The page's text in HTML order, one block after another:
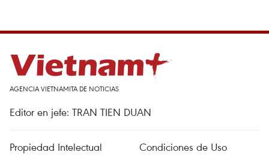
AGENCIA VIETNAMITA DE NOTICIAS
Editor en jefe: TRAN TIEN DUAN
Propiedad Intelectual
Condiciones de Uso